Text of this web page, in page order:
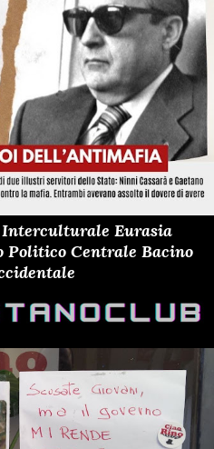
Interculturale Eurasia
Politico Centrale Bacino